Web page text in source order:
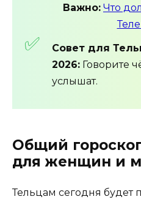
Важно: Что
Совет для
2026: Говорите
услышат.
Общий
для женщин и
Тельцам сегодня будет